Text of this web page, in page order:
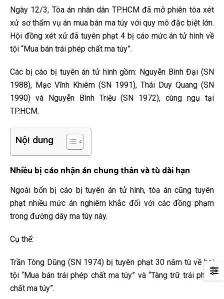
Ngày 12/3, Tòa án nhân dân TP.HCM đã mở phiên tòa xét
xử sơ thẩm vụ án mua bán ma túy với quy mô đặc biệt lớn.
Hội đồng xét xử đã tuyên phạt 4 bị cáo mức án tử hình về
tội “Mua bán trái phép chất ma túy”.
Các bị cáo bị tuyên án tử hình gồm: Nguyễn Bình Đại (SN
1988), Mạc Vĩnh Khiêm (SN 1991), Thái Duy Quang (SN
1990) và Nguyễn Bình Triệu (SN 1972), cùng ngụ tại
TP.HCM.
Nội dung
Nhiều bị cáo nhận án chung thân và tù dài hạn
Ngoài bốn bị cáo bị tuyên án tử hình, tòa án cũng tuyên
phạt nhiều mức án nghiêm khắc đối với các đồng phạm
trong đường dây ma túy này.
Cụ thể:
Trần Tòng Dũng (SN 1974) bị tuyên phạt 30 năm tù về hai
tội “Mua bán trái phép chất ma túy” và “Tàng trữ trái phép
chất ma túy”.